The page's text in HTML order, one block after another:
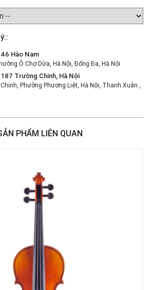
Hào Nam
Ô Chợ Dừa, Hà Nội, Đống Đa, Hà Nội
Trường Chinh, Hà Nội
Phường Phương Liệt, Hà Nội, Thanh Xuân ,
Phường Nhiêu Lộc, TPHCM, Quận 3, Hồ Chí
Điện Biên Phủ
Crescent Mall
Thương Mại Crescent Mall, 101 Tôn Dật Tiên,
Quận 7, Hồ Chí Minh
Phan Đăng Lưu
Bình Thạnh, TPHCM, Quận Bình Thạnh, Hồ
Cộng Hòa
Tân Bình, TPHCM, Quận Tân Bình, Hồ Chí Minh
Ngô Thời Nhiệm
Xuân Hòa, TPHCM, Quận 3, Hồ Chí Minh
Lũy Bán Bích
PHẨM LIÊN QUAN